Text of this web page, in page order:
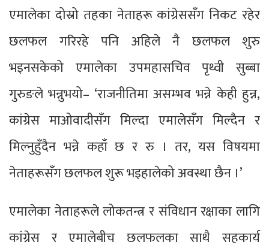
एमालेका दोस्रो तहका नेताहरू कांग्रेससँग निकट रहेर
छलफल गरिरहे पनि अहिले नै छलफल शुरु
भइनसकेको एमालेका उपमहासचिव पृथ्वी सुब्बा
गुरुङले भन्नुभयो– ‘राजनीतिमा असम्भव भन्ने केही हुन्न,
कांग्रेस माओवादीसँग मिल्दा एमालेसँग मिल्दैन र
मिल्नुहुँदैन भन्ने कहाँ छ र रु । तर, यस विषयमा
नेताहरूसँग छलफल शुरू भइहालेको अवस्था छैन ।’
एमालेका नेताहरूले लोकतन्त्र र संविधान रक्षाका लागि
कांग्रेस र एमालेबीच छलफलका साथै सहकार्य